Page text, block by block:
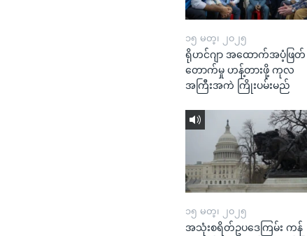
၁၅ မတ္၊ ၂၀၂၅
ရိုဟင်ဂျာ အထောက်အပံ့ဖြတ်
တောက်မှု ဟန့်တားဖို့ ကုလ
အကြီးအကဲ ကြိုးပမ်းမည်
၁၅ မတ္၊ ၂၀၂၅
အသုံးစရိတ်ဥပဒေကြမ်း ကန်